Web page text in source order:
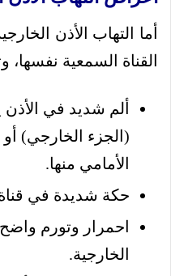
أما التهاب الأذن
القناة السمعية
ألم شديد في
(الجزء الخارجي)
الأمامي منها.
حكة شديدة في قناة
احمرار وتورم
الخارجية.